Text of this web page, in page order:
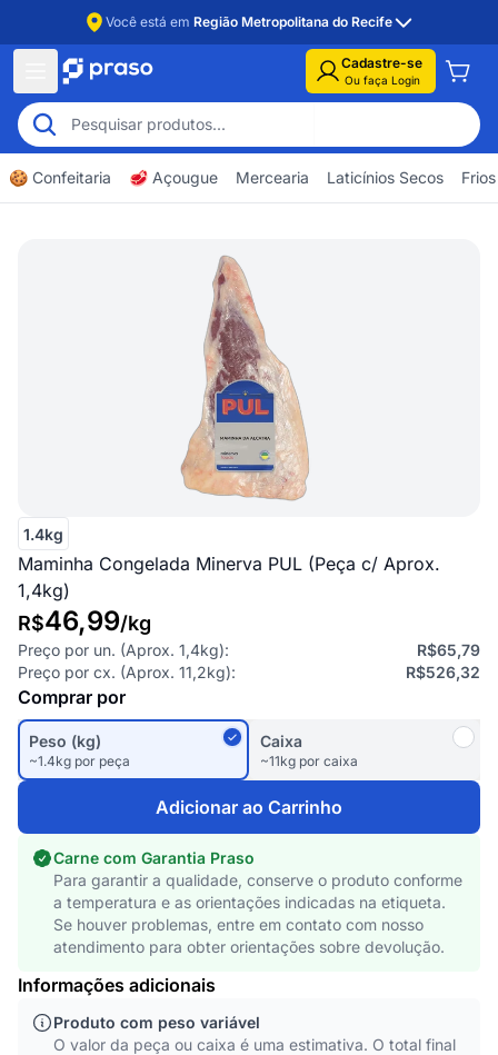
Você está em Região Metropolitana do Recife
Cadastre-se
Ou faça Login
🍪 Confeitaria 🥩 Açougue Mercearia Laticínios Secos
Informações adicionais
Produto com peso variável
O valor da peça ou caixa é uma estimativa. O total final
1.4kg
Maminha Congelada Minerva PUL (Peça c/ Aprox.
1,4kg)
R$46,99/kg
Preço por un. (Aprox. 1,4kg):
R$65,79
Preço por cx. (Aprox. 11,2kg): R$526,32
Comprar por
Peso (kg)
~1.4kg por peça
Caixa
~11kg por caixa
Adicionar ao Carrinho
Carne com Garantia Praso
Para garantir a qualidade, conserve o produto conforme
a temperatura e as orientações indicadas na etiqueta.
Se houver problemas, entre em contato com nosso
atendimento para obter orientações sobre devolução.